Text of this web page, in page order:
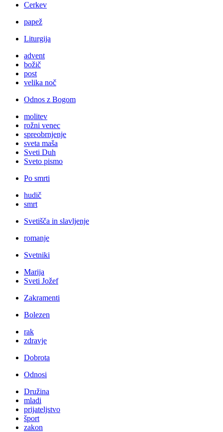
Cerkev
papež
Liturgija
advent
božič
post
velika noč
Odnos z Bogom
molitev
rožni venec
spreobrnjenje
sveta maša
Sveti Duh
Sveto pismo
Po smrti
hudič
smrt
Svetišča in slavljenje
romanje
Svetniki
Marija
Sveti Jožef
Zakramenti
Bolezen
rak
zdravje
Dobrota
Odnosi
Družina
mladi
prijateljstvo
šport
zakon